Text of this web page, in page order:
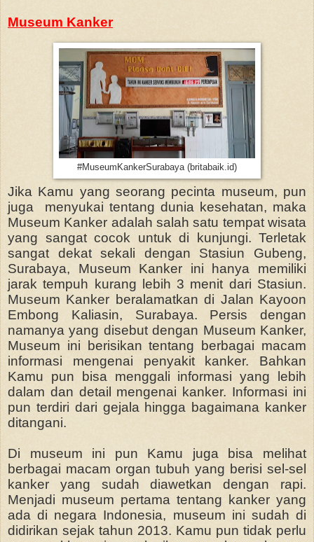
Museum Kanker
#MuseumKankerSurabaya (britabaik.id)
Jika Kamu yang seorang pecinta museum, pun
juga menyukai tentang dunia kesehatan, maka
Museum Kanker adalah salah satu tempat wisata
yang sangat cocok untuk di kunjungi. Terletak
sangat dekat sekali dengan Stasiun Gubeng,
Surabaya, Museum Kanker ini hanya memiliki
jarak tempuh kurang lebih 3 menit dari Stasiun.
Museum Kanker beralamatkan di Jalan Kayoon
Embong Kaliasin, Surabaya. Persis dengan
namanya yang disebut dengan Museum Kanker,
Museum ini berisikan tentang berbagai macam
informasi mengenai penyakit kanker. Bahkan
Kamu pun bisa menggali informasi yang lebih
dalam dan detail mengenai kanker. Informasi ini
pun terdiri dari gejala hingga bagaimana kanker
ditangani.
Di museum ini pun Kamu juga bisa melihat
berbagai macam organ tubuh yang berisi sel-sel
kanker yang sudah diawetkan dengan rapi.
Menjadi museum pertama tentang kanker yang
ada di negara Indonesia, museum ini sudah di
didirikan sejak tahun 2013. Kamu pun tidak perlu